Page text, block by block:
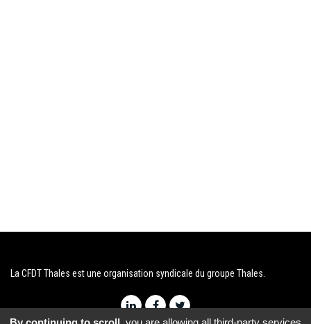
La CFDT Thales est une organisation syndicale du groupe Thales.